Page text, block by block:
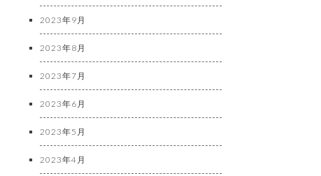
2023年9月
2023年8月
2023年7月
2023年6月
2023年5月
2023年4月